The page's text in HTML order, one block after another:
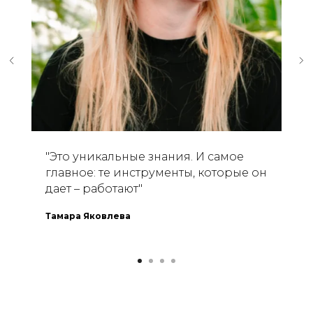
"Это уникальные знания. И самое
главное: те инструменты, которые он
дает – работают"
Тамара Яковлева